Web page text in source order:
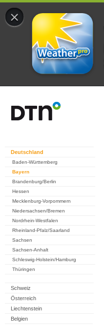
×
Deutschland
Baden-Württemberg
Bayern
Brandenburg/Berlin
Hessen
Mecklenburg-Vorpommern
Niedersachsen/Bremen
Nordrhein-Westfalen
Rheinland-Pfalz/Saarland
Sachsen
Sachsen-Anhalt
Schleswig-Holstein/Hamburg
Thüringen
Schweiz
Österreich
Liechtenstein
Belgien